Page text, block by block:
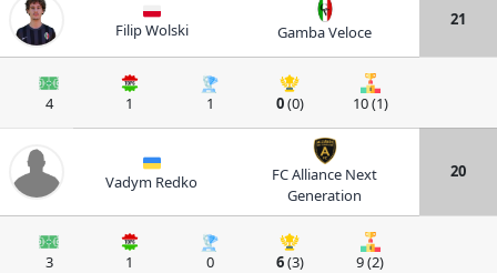
Filip Wolski Gamba Veloce
21
4 1 1 0(0) 10 (1)
Vadym Redko
FC Alliance Next
Generation
20
3 1 0 6(3) 9 (2)